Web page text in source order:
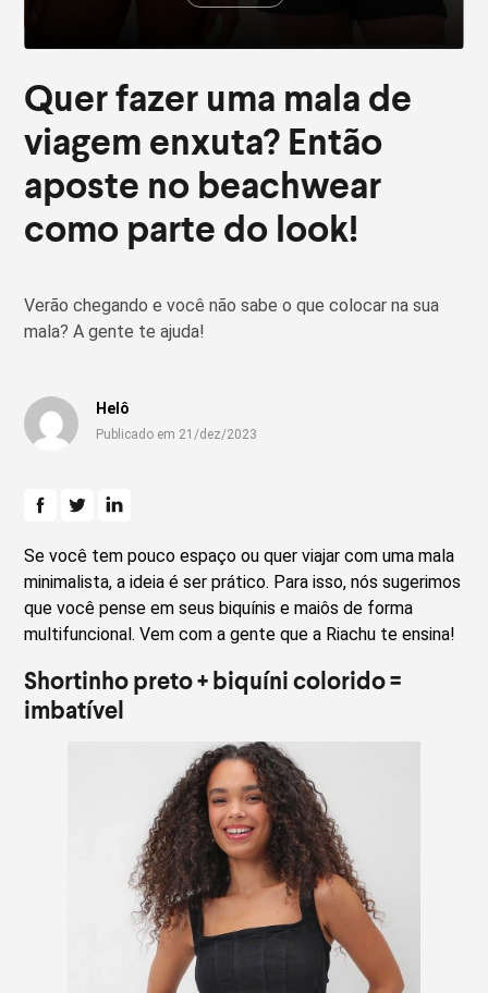
Quer fazer uma mala de
viagem enxuta? Então
aposte no beachwear
como parte do look!
Verão chegando e você não sabe o que colocar na sua
mala? A gente te ajuda!
Helô
Publicado em 21/dez/2023
Se você tem pouco espaço ou quer viajar com uma mala
minimalista, a ideia é ser prático. Para isso, nós sugerimos
que você pense em seus biquínis e maiôs de forma
multifuncional. Vem com a gente que a Riachu te ensina!
Shortinho preto + biquíni colorido =
imbatível